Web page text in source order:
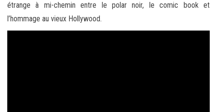
étrange à mi-chemin entre le polar noir, le comic book et
l’hommage au vieux Hollywood.